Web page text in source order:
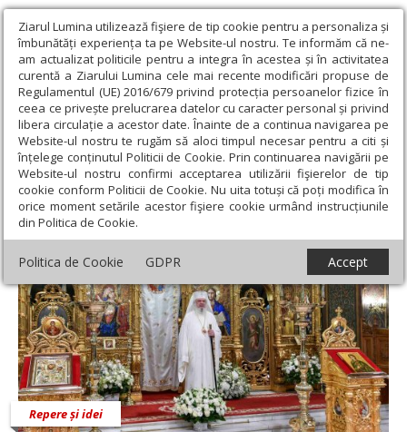
Ziarul Lumina utilizează fişiere de tip cookie pentru a personaliza și
îmbunătăți experiența ta pe Website-ul nostru. Te informăm că ne-
am actualizat politicile pentru a integra în acestea și în activitatea
curentă a Ziarului Lumina cele mai recente modificări propuse de
Regulamentul (UE) 2016/679 privind protecția persoanelor fizice în
ceea ce privește prelucrarea datelor cu caracter personal și privind
libera circulație a acestor date. Înainte de a continua navigarea pe
Website-ul nostru te rugăm să aloci timpul necesar pentru a citi și
înțelege conținutul Politicii de Cookie. Prin continuarea navigării pe
Website-ul nostru confirmi acceptarea utilizării fişierelor de tip
cookie conform Politicii de Cookie. Nu uita totuși că poți modifica în
orice moment setările acestor fişiere cookie urmând instrucțiunile
din Politica de Cookie.
Politica de Cookie GDPR Accept
Ziarul Lumina › † Timotei Prahoveanul, Episcop-vicar Al
Arhiepiscopiei Bucureştilor
PS Timotei Prahoveanul
Repere și idei